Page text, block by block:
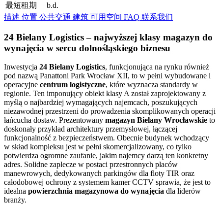
最短租期
b.d.
描述 位置 公共交通 建筑 可用空间 FAQ 联系我们
24 Bielany Logistics – najwyższej klasy magazyn do
wynajęcia w sercu dolnośląskiego biznesu
Inwestycja 24 Bielany Logistics, funkcjonująca na rynku również
pod nazwą Panattoni Park Wrocław XII, to w pełni wybudowane i
operacyjne centrum logistyczne, które wyznacza standardy w
regionie. Ten imponujący obiekt klasy A został zaprojektowany z
myślą o najbardziej wymagających najemcach, poszukujących
niezawodnej przestrzeni do prowadzenia skomplikowanych operacji
łańcucha dostaw. Prezentowany magazyn Bielany Wrocławskie to
doskonały przykład architektury przemysłowej, łączącej
funkcjonalność z bezpieczeństwem. Obecnie budynek wchodzący
w skład kompleksu jest w pełni skomercjalizowany, co tylko
potwierdza ogromne zaufanie, jakim najemcy darzą ten konkretny
adres. Solidne zaplecze w postaci przestronnych placów
manewrowych, dedykowanych parkingów dla floty TIR oraz
całodobowej ochrony z systemem kamer CCTV sprawia, że jest to
idealna powierzchnia magazynowa do wynajęcia dla liderów
branży.